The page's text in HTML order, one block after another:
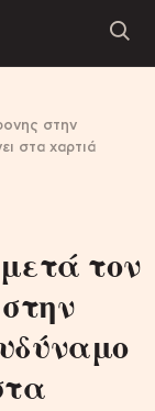
στην
στα χαρτιά
τον